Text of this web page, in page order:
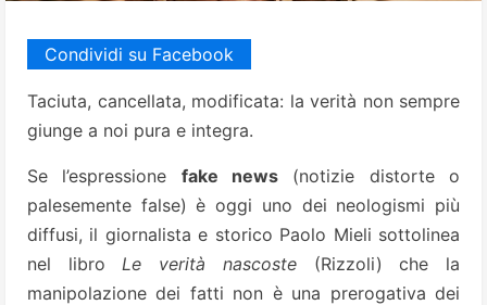
Condividi su Facebook
Taciuta, cancellata, modificata: la verità non sempre
giunge a noi pura e integra.
Se l’espressione fake news (notizie distorte o
palesemente false) è oggi uno dei neologismi più
diffusi, il giornalista e storico Paolo Mieli sottolinea
nel libroLe verità nascoste(Rizzoli) che la
manipolazione dei fatti non è una prerogativa dei